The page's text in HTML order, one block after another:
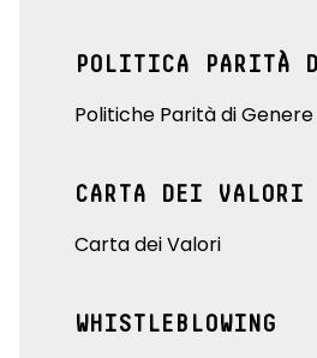
POLITICA PARITÀ
Politiche Parità di Genere
CARTA DEI VALORI
Carta dei Valori
WHISTLEBLOWING